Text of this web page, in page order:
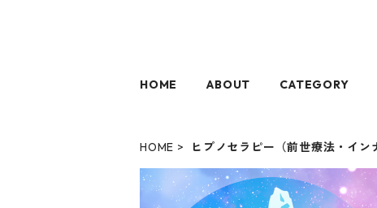
HOME ABOUT CATEGORY
HOME ヒプノセラピー（前世療法・イン